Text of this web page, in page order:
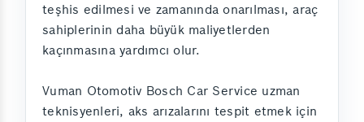
teşhis edilmesi ve zamanında onarılması, araç
sahiplerinin daha büyük maliyetlerden
kaçınmasına yardımcı olur.
Vuman Otomotiv Bosch Car Service uzman
teknisyenleri, aks arızalarını tespit etmek için